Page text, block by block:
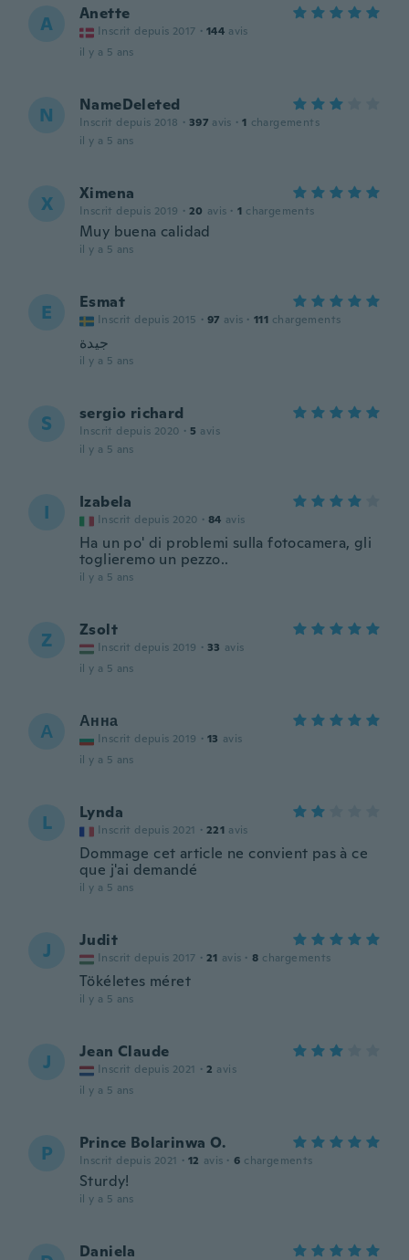
A Anette
Inscrit depuis 2017 · 144 avis
il y a 5 ans
N NameDeleted
Inscrit depuis 2018 · 397 avis · 1 chargements
il y a 5 ans
X Ximena
Inscrit depuis 2019 · 20 avis · 1 chargements
Muy buena calidad
il y a 5 ans
E Esmat
Inscrit depuis 2015 · 97 avis · 111 chargements
جيدة
il y a 5 ans
S sergio richard
Inscrit depuis 2020 · 5 avis
il y a 5 ans
I Izabela
Inscrit depuis 2020 · 84 avis
Ha un po' di problemi sulla fotocamera, gli
toglieremo un pezzo..
il y a 5 ans
Z Zsolt
Inscrit depuis 2019 · 33 avis
il y a 5 ans
А Анна
Inscrit depuis 2019 · 13 avis
il y a 5 ans
L Lynda
Inscrit depuis 2021 · 221 avis
Dommage cet article ne convient pas à ce
que j'ai demandé
il y a 5 ans
J Judit
Inscrit depuis 2017 · 21 avis · 8 chargements
Tökéletes méret
il y a 5 ans
J Jean Claude
Inscrit depuis 2021 · 2 avis
il y a 5 ans
P Prince Bolarinwa O.
Inscrit depuis 2021 · 12 avis · 6 chargements
Sturdy!
il y a 5 ans
Daniela